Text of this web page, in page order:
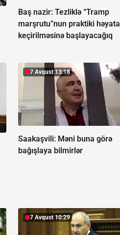
Baş nazir: Tezliklə “Tramp
marşrutu”nun praktiki həyata
keçirilməsinə başlayacağıq
7 Avqust 13:18
Saakaşvili: Məni buna görə
bağışlaya bilmirlər
7 Avqust 10:29